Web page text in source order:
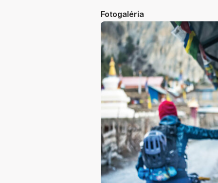
Fotogaléria